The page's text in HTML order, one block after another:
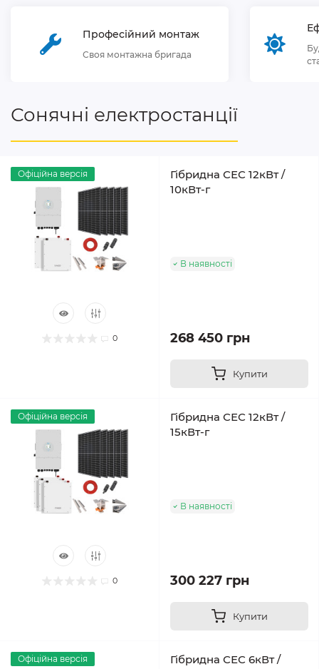
Професійний монтаж
Своя монтажна бригада
Сонячні електростанції
Офіційна версія
0
Гібридна СЕС 12кВт /
10кВт-г
В наявності
268 450 грн
Купити
Офіційна версія
0
Гібридна СЕС 12кВт /
15кВт-г
В наявності
300 227 грн
Купити
Офіційна версія
Гібридна СЕС 6кВт /